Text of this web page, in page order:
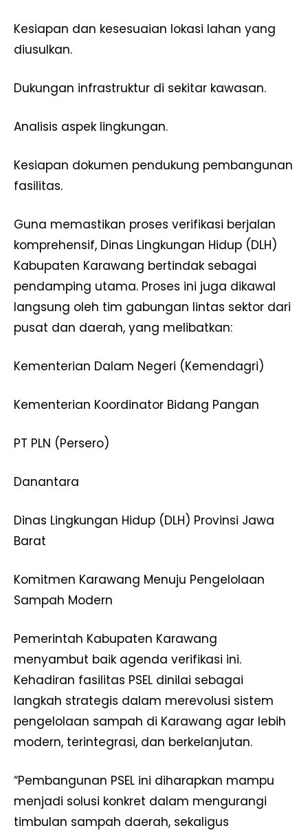
Kesiapan dan kesesuaian lokasi lahan yang
diusulkan.
Dukungan infrastruktur di sekitar kawasan.
Analisis aspek lingkungan.
Kesiapan dokumen pendukung pembangunan
fasilitas.
Guna memastikan proses verifikasi berjalan
komprehensif, Dinas Lingkungan Hidup (DLH)
Kabupaten Karawang bertindak sebagai
pendamping utama. Proses ini juga dikawal
langsung oleh tim gabungan lintas sektor dari
pusat dan daerah, yang melibatkan:
Kementerian Dalam Negeri (Kemendagri)
Kementerian Koordinator Bidang Pangan
PT PLN (Persero)
Danantara
Dinas Lingkungan Hidup (DLH) Provinsi Jawa
Barat
Komitmen Karawang Menuju Pengelolaan
Sampah Modern
Pemerintah Kabupaten Karawang
menyambut baik agenda verifikasi ini.
Kehadiran fasilitas PSEL dinilai sebagai
langkah strategis dalam merevolusi sistem
pengelolaan sampah di Karawang agar lebih
modern, terintegrasi, dan berkelanjutan.
“Pembangunan PSEL ini diharapkan mampu
menjadi solusi konkret dalam mengurangi
timbulan sampah daerah, sekaligus